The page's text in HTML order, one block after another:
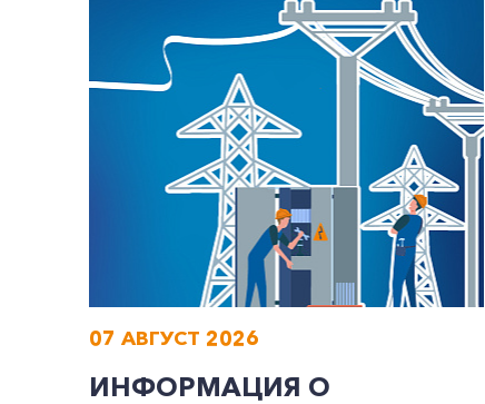
07 АВГУСТ 2026
ИНФОРМАЦИЯ О